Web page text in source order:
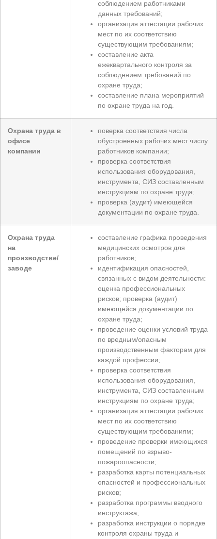
соблюдением работниками
данных требований;
организация аттестации рабочих
мест по их соответствию
существующим требованиям;
составление акта
ежеквартального контроля за
соблюдением требований по
охране труда;
составление плана мероприятий
по охране труда на год.
Охрана труда в
офисе
компании
поверка соответствия числа
обустроенных рабочих мест числу
работников компании;
проверка соответствия
использования оборудования,
инструмента, СИЗ составленным
инструкциям по охране труда;
проверка (аудит) имеющейся
документации по охране труда.
Охрана труда
на
производстве/
заводе
составление графика проведения
медицинских осмотров для
работников;
идентификация опасностей,
связанных с видом деятельности:
оценка профессиональных
рисков; проверка (аудит)
имеющейся документации по
охране труда;
проведение оценки условий труда
по вредным/опасным
производственным факторам для
каждой профессии;
проверка соответствия
использования оборудования,
инструмента, СИЗ составленным
инструкциям по охране труда;
организация аттестации рабочих
мест по их соответствию
существующим требованиям;
проведение проверки имеющихся
помещений по взрыво-
пожароопасности;
разработка карты потенциальных
опасностей и профессиональных
рисков;
разработка программы вводного
инструктажа;
разработка инструкции о порядке
контроля охраны труда и